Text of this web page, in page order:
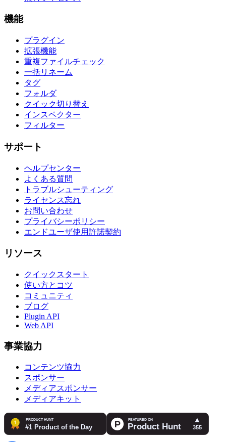
機能
プラグイン
拡張機能
重複ファイルチェック
一括リネーム
タグ
フォルダ
クイック切り替え
インスペクター
フィルター
サポート
ヘルプセンター
よくある質問
トラブルシューティング
ライセンス忘れ
お問い合わせ
プライバシーポリシー
エンドユーザ使用許諾契約
リソース
クイックスタート
使い方とコツ
コミュニティ
ブログ
Plugin API
Web API
事業協力
コンテンツ協力
スポンサー
メディアスポンサー
メディアキット